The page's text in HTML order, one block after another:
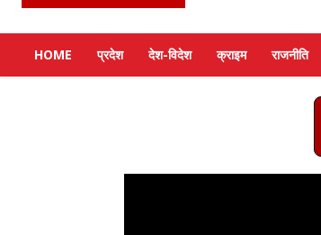
HOME प्रदेश देश-विदेश क्राइम राजनीति